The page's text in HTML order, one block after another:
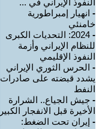
النفوذ الإيراني في ...
- انهيار إمبراطورية
خامنئي
-
2024: التحديات الكبرى
للنظام الإيراني وأزمة
النفوذ الإقليمي
- الحرس الثوري الإيراني
يشدد قبضته على صادرات
النفط
- جيش الجياع.. الشرارة
الأخيرة قبل الانفجار الكبير
- إيران تحت الضغط: